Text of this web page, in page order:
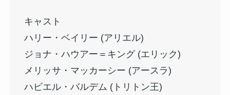
キャスト
ハリー・ベイリー (アリエル)
ジョナ・ハウアー＝キング (エリック)
メリッサ・マッカーシー (アースラ)
ハビエル・バルデム (トリトン王)